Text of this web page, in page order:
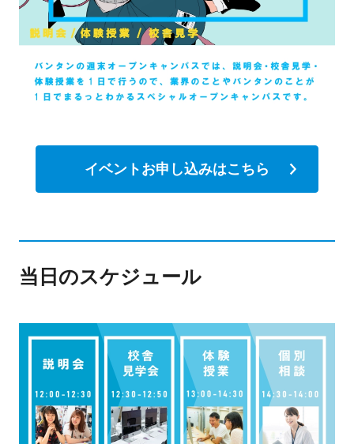
イベントお申し込みはこちら
当日のスケジュール